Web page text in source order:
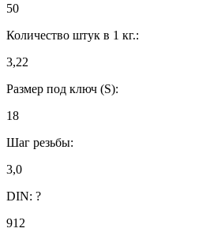
50
Количество штук в 1 кг.:
3,22
Размер под ключ (S):
18
Шаг резьбы:
3,0
DIN: ?
912